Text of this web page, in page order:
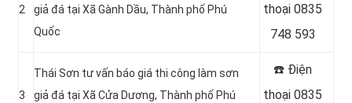
2
giả đá tại Xã Gành Dầu, Thành phố Phú
Quốc
thoại 0835
748 593
3
Thái Sơn tư vấn báo giá thi công làm sơn
giả đá tại Xã Cửa Dương, Thành phố Phú
☎️ Điện
thoại 0835